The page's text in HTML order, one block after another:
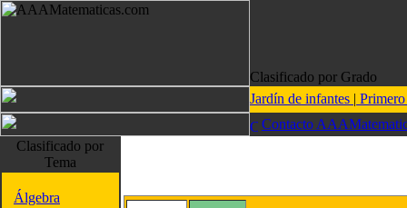
Clasificado por Grado
Jardín de infantes |
Contacto
Clasificado por
Tema
Álgebra